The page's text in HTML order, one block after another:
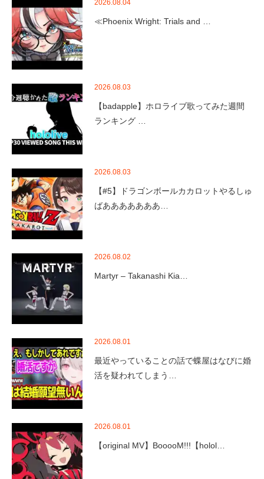
2026.08.04
≪Phoenix Wright: Trials and …
2026.08.03
【badapple】ホロライブ歌ってみた週間
ランキング …
2026.08.03
【#5】ドラゴンボールカカロットやるしゅ
ばあああああああ…
2026.08.02
Martyr – Takanashi Kia…
2026.08.01
最近やっていることの話で蝶屋はなびに婚
活を疑われてしまう…
2026.08.01
【original MV】BooooM!!!【holol…